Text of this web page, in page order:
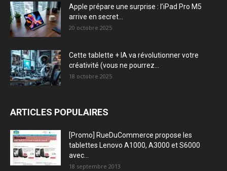
Apple prépare une surprise : l’iPad Pro M5
arrive en secret...
20 octobre 2025
Cette tablette + IA va révolutionner votre
créativité (vous ne pourrez...
18 octobre 2025
ARTICLES POPULAIRES
[Promo] RueDuCommerce propose les
tablettes Lenovo A1000, A3000 et S6000
avec...
18 septembre 2013